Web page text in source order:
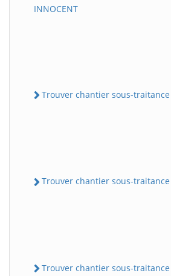
INNOCENT
Trouver chantier sous-traitance
Trouver chantier sous-traitance
Trouver chantier sous-traitance